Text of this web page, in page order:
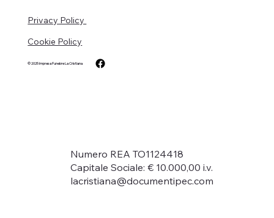
© 2025Impresa Funebre La Cristiana
Privacy Policy
Cookie Policy
Numero REA TO1124418
Capitale Sociale: € 10.000,00 i.v.
lacristiana@documentipec.com